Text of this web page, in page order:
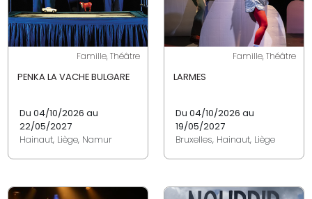
Famille, Théâtre
PENKA LA VACHE BULGARE
Du 04/10/2026 au
22/05/2027
Hainaut, Liège, Namur
Famille, Théâtre
LARMES
Du 04/10/2026 au
19/05/2027
Bruxelles, Hainaut, Liège